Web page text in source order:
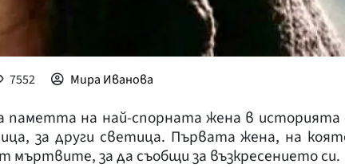
7552 Мира Иванова
паметта на най-спорната жена в историята
за други светица. Първата жена, на
мъртвите, за да съобщи за възкресението си.